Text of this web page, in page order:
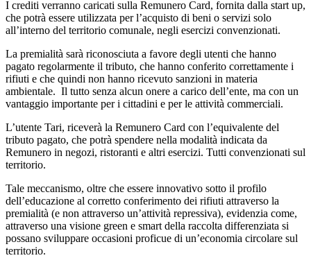
I crediti verranno caricati sulla Remunero Card, fornita dalla start up,
che potrà essere utilizzata per l’acquisto di beni o servizi solo
all’interno del territorio comunale, negli esercizi convenzionati.
La premialità sarà riconosciuta a favore degli utenti che hanno
pagato regolarmente il tributo, che hanno conferito correttamente i
rifiuti e che quindi non hanno ricevuto sanzioni in materia
ambientale. Il tutto senza alcun onere a carico dell’ente, ma con un
vantaggio importante per i cittadini e per le attività commerciali.
L’utente Tari, riceverà la Remunero Card con l’equivalente del
tributo pagato, che potrà spendere nella modalità indicata da
Remunero in negozi, ristoranti e altri esercizi. Tutti convenzionati sul
territorio.
Tale meccanismo, oltre che essere innovativo sotto il profilo
dell’educazione al corretto conferimento dei rifiuti attraverso la
premialità (e non attraverso un’attività repressiva), evidenzia come,
attraverso una visione green e smart della raccolta differenziata si
possano sviluppare occasioni proficue di un’economia circolare sul
territorio.